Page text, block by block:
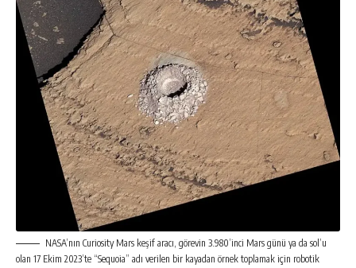
NASA’nın Curiosity Mars keşif aracı, görevin 3.980’inci Mars günü ya da sol’u
olan 17 Ekim 2023’te “Sequoia” adı verilen bir kayadan örnek toplamak için robotik